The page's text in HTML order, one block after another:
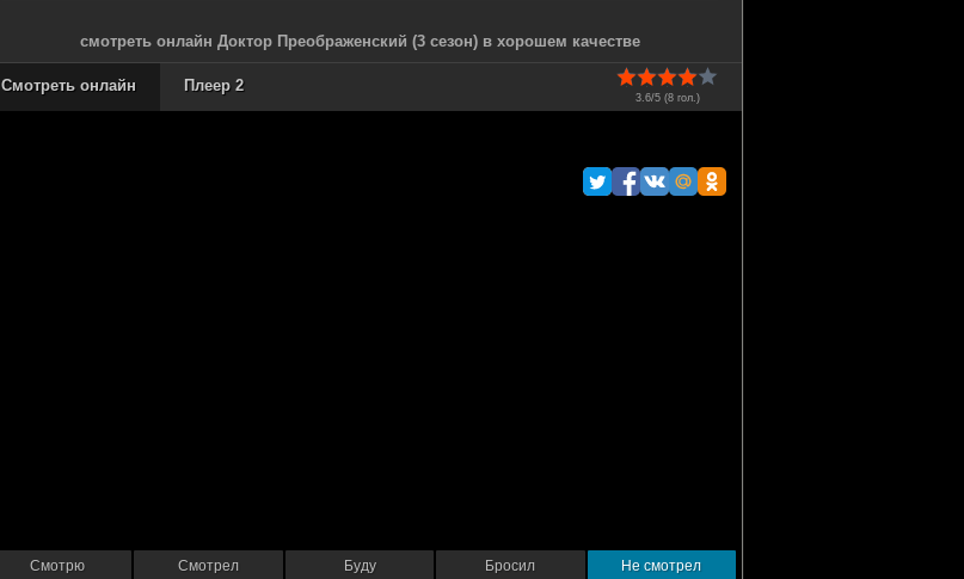
смотреть онлайн Доктор Преображенский (3 сезон) в хорошем качестве
3.6/5 (8гол.)
Смотреть онлайн Плеер 2
Смотрю Смотрел Буду Бросил Не смотрел